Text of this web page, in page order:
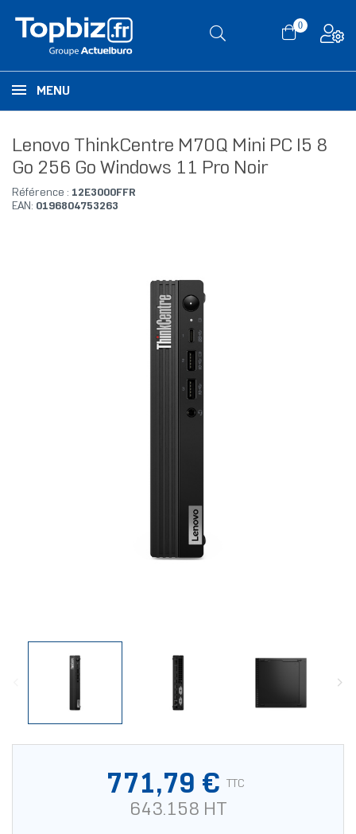
0
MENU
Lenovo ThinkCentre M70Q Mini PC I5 8
Go 256 Go Windows 11 Pro Noir
Référence : 12E3000FFR
EAN: 0196804753263
771,79 € TTC
643.158 HT